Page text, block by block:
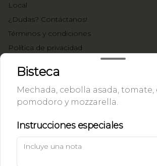
Local
¿Dudas? Contáctanos!
Términos y condiciones
Política de privacidad
Redes sociales
Instagram
Facebook
Mi cuenta
Bisteca
Mechada, cebolla asada, tomate,
pomodoro y mozzarella.
Instrucciones especiales